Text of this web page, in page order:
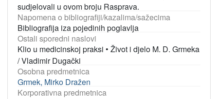
sudjelovali u ovom broju Rasprava.
Napomena o bibliografiji/kazalima/sažecima
Bibliografija iza pojedinih poglavlja
Ostali sporedni naslovi
Klio u medicinskoj praksi • Život i djelo M. D. Grmeka
/ Vladimir Dugački
Osobna predmetnica
Grmek, Mirko Dražen
Korporativna predmetnica